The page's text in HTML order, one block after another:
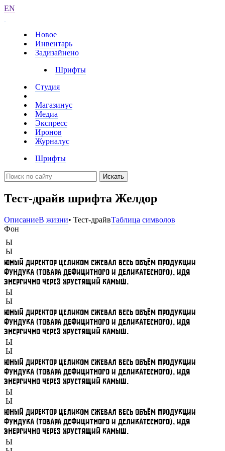
EN
Новое
Инвентарь
Задизайнено
Шрифты
Студия
Магазинус
Медиа
Экспресс
Иронов
Журналус
Шрифты
Искать
Тест-драйв шрифта Желдор
ОписаниеВ жизни• Тест-драйвТаблица символов
Фон
Ы
Ы
Юный директор целиком сжевал весь объём продукции
фундука (товара дефицитного и деликатесного), идя
энергично через хрустящий камыш.
Ы
Ы
Юный директор целиком сжевал весь объём продукции
фундука (товара дефицитного и деликатесного), идя
энергично через хрустящий камыш.
Ы
Ы
Юный директор целиком сжевал весь объём продукции
фундука (товара дефицитного и деликатесного), идя
энергично через хрустящий камыш.
Ы
Ы
Юный директор целиком сжевал весь объём продукции
фундука (товара дефицитного и деликатесного), идя
энергично через хрустящий камыш.
Ы